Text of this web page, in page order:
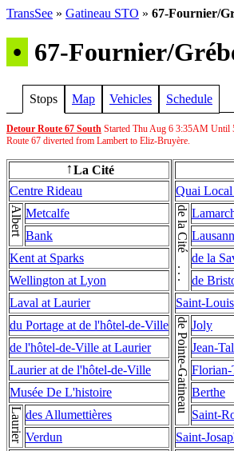
TransSee » Gatineau STO » 67-Fournier/
• 67-Fournier/
Stops Map Vehicles Schedule
Detour Route 67 South Started Thu Aug 6 3:35AM Until
Route 67 diverted from Lambert to Eliz-Bruyère.
↑La Cité
Centre Rideau
Albert Metcalfe
Bank
Kent at Sparks
Wellington at Lyon
Laval at Laurier
du Portage at de l'hôtel-de-Ville
de l'hôtel-de-Ville at Laurier
Laurier at de l'hôtel-de-Ville
Musée De L'histoire
Laurier des Allumettières
Verdun
Quai
de la Cité . . . de la Citéde la
de
Saint-
de Pointe-Gatineau Joly
Jean-
Berthe
Saint-
Saint-